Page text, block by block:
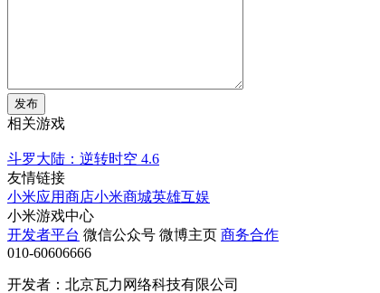
发布
相关游戏
斗罗大陆：逆转时空 4.6
友情链接
小米应用商店小米商城英雄互娱
小米游戏中心
开发者平台 微信公众号 微博主页 商务合作
010-60606666
开发者：北京瓦力网络科技有限公司